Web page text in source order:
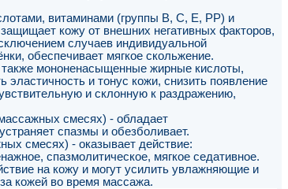
витаминами (группы B, С, Е, PP) и
кожу от внешних негативных факторов,
случаев индивидуальной
обеспечивает мягкое скольжение.
мононенасыщенные жирные кислоты,
и тонус кожи, снизить появление
и склонную к раздражению,
смесях) - обладает
спазмы и обезболивает.
смесях) - оказывает действие:
спазмолитическое, мягкое седативное.
на кожу и могут усилить увлажняющие и
кожей во время массажа.